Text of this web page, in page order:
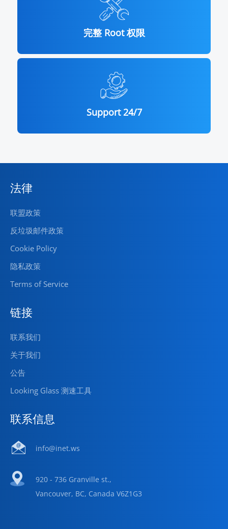
完整 Root 权限
Support 24/7
法律
联盟政策
反垃圾邮件政策
Cookie Policy
隐私政策
Terms of Service
链接
联系我们
关于我们
公告
Looking Glass 测速工具
联系信息
info@inet.ws
920 - 736 Granville st.,
Vancouver, BC, Canada V6Z1G3